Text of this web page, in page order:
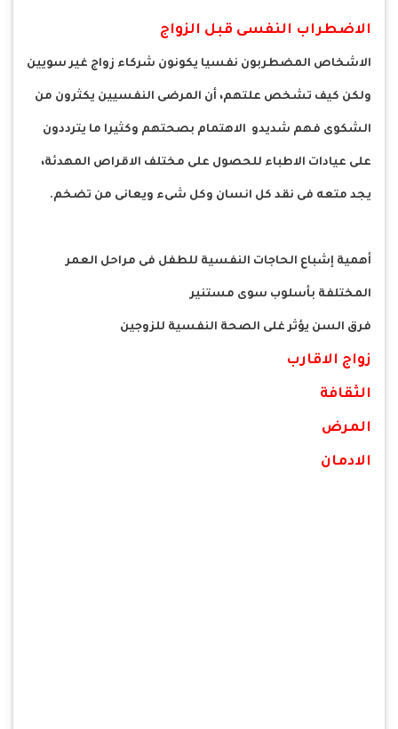
الاضطراب النفسى قبل الزواج
الاشخاص المضطربون نفسيا يكونون شركاء زواج غير سويين
ولكن كيف تشخص علتهم، أن المرضى النفسيين يكثرون من
الشكوى فهم شديدو الاهتمام بصحتهم وكثيرا ما يترددون
على عيادات الاطباء للحصول على مختلف الاقراص المهدئة،
يجد متعه فى نقد كل انسان وكل شىء ويعانى من تضخم.
أهمية إشباع الحاجات النفسية للطفل فى مراحل العمر
المختلفة بأسلوب سوى مستنير
فرق السن يؤثر غلى الصحة النفسية للزوجين
زواج الاقارب
الثقافة
المرض
الادمان